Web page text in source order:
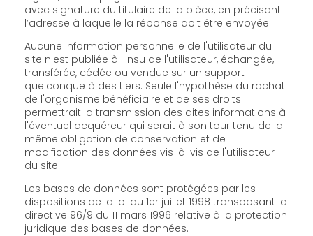
avec signature du titulaire de la pièce, en précisant
l’adresse à laquelle la réponse doit être envoyée.
Aucune information personnelle de l'utilisateur du
site n'est publiée à l'insu de l'utilisateur, échangée,
transférée, cédée ou vendue sur un support
quelconque à des tiers. Seule l'hypothèse du rachat
de l'organisme bénéficiaire et de ses droits
permettrait la transmission des dites informations à
l'éventuel acquéreur qui serait à son tour tenu de la
même obligation de conservation et de
modification des données vis-à-vis de l'utilisateur
du site.
Les bases de données sont protégées par les
dispositions de la loi du 1er juillet 1998 transposant la
directive 96/9 du 11 mars 1996 relative à la protection
juridique des bases de données.